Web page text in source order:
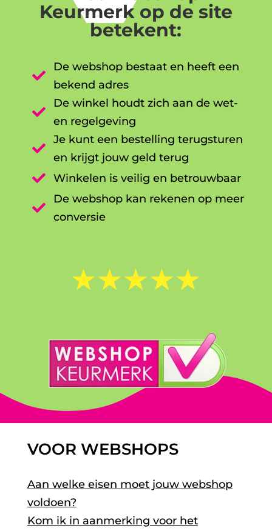
Keurmerk op de site
betekent:

De webshop bestaat en heeft een
bekend adres

De winkel houdt zich aan de wet-
en regelgeving

Je kunt een bestelling terugsturen
en krijgt jouw geld terug

Winkelen is veilig en betrouwbaar

De webshop kan rekenen op meer
conversie
☆☆☆☆☆
VOOR WEBSHOPS
Aan welke eisen moet jouw webshop
voldoen?
Kom ik in aanmerking voor het